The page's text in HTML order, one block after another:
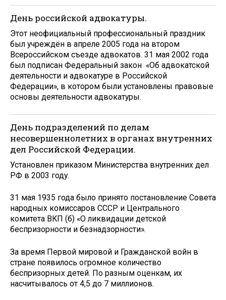
День российской адвокатуры.
Этот неофициальный профессиональный праздник
был учреждён в апреле 2005 года на втором
Всероссийском съезде адвокатов. 31 мая 2002 года
был подписан Федеральный закон «Об адвокатской
деятельности и адвокатуре в Российской
Федерации», в котором были установлены правовые
основы деятельности адвокатуры.
День подразделений по делам
несовершеннолетних в органах внутренних
дел Российской Федерации.
Установлен приказом Министерства внутренних дел
РФ в 2003 году.
31 мая 1935 года было принято постановление Совета
народных комиссаров СССР и Центрального
комитета ВКП (б) «О ликвидации детской
беспризорности и безнадзорности».
За время Первой мировой и Гражданской войн в
стране появилось огромное количество
беспризорных детей. По разным оценкам, их
насчитывалось от 4,5 до 7 миллионов.